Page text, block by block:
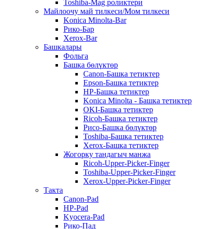
Toshiba-Mag роликтери
Майлоочу май тилкеси/Мом тилкеси
Konica Minolta-Bar
Рико-Бар
Xerox-Bar
Башкалары
Фольга
Башка бөлүктөр
Canon-Башка тетиктер
Epson-Башка тетиктер
HP-Башка тетиктер
Konica Minolta - Башка тетиктер
OKI-Башка тетиктер
Ricoh-Башка тетиктер
Рисо-Башка бөлүктөр
Toshiba-Башка тетиктер
Xerox-Башка тетиктер
Жогорку тандагыч манжа
Ricoh-Upper-Picker-Finger
Toshiba-Upper-Picker-Finger
Xerox-Upper-Picker-Finger
Такта
Canon-Pad
HP-Pad
Kyocera-Pad
Рико-Пад